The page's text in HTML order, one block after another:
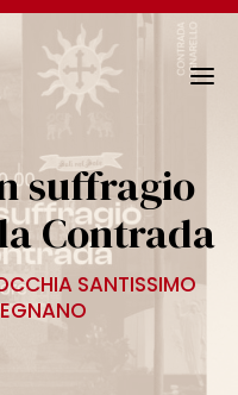
N
a
suffragio
Contrada
SANTISSIMO